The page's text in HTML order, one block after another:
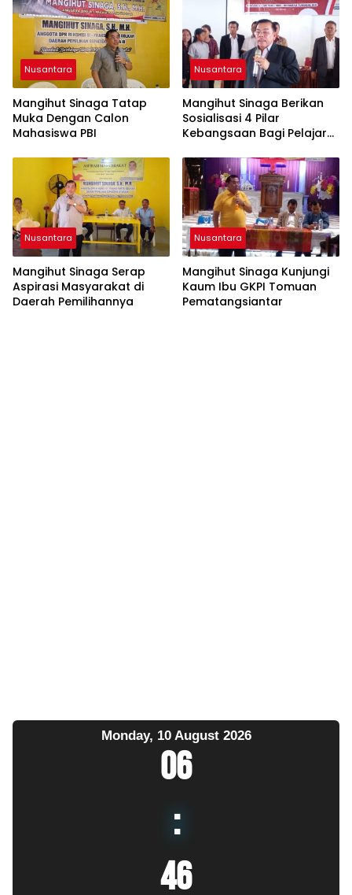
Profesionalisme dan
Akuntabilitas Personel
Nusantara
Mangihut Sinaga Tatap
Muka Dengan Calon
Mahasiswa PBI
Nusantara
Mangihut Sinaga Berikan
Sosialisasi 4 Pilar
Kebangsaan Bagi Pelajar
Nusantara
Mangihut Sinaga Serap
Aspirasi Masyarakat di
Daerah Pemilihannya
Nusantara
Mangihut Sinaga Kunjungi
Kaum Ibu GKPI Tomuan
Pematangsiantar
Monday, 10 August 2026
06
:
46